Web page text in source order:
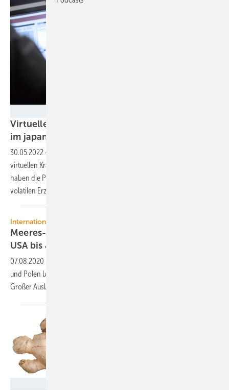
Virtuelle Kraftwerke gleichen Schwankungen
im japanischen Stromsystem
30.05.2022 -
virtuellen Kraftwerke zusammengeschlossen. Mit neuen Technologien
haben die Projektpartner gezeigt, dass sich dadurch auch mit
volatilen Erzeugern ein stabiles Stromnetz realisieren
Internationaler Offshore-Markt
Meeres-Boom: Die neuen Offshore-Märkte von
USA bis Japan
07.08.2020
und Polen bei der Meereswindkraft. Außerdem China, UK, Taiwan.
GroßerAusblick.